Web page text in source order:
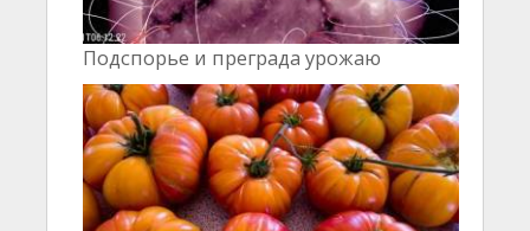
Подспорье и преграда урожаю